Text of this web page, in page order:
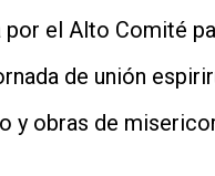
el Alto Comité
de unión
y obras de